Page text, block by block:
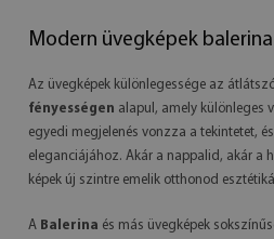
Modern üvegképek
Az üvegképek különlegessége az
fényességen alapul, amely különleges
egyedi megjelenés vonzza a tekintetet,
eleganciájához. Akár a nappalid, akár a
képek új szintre emelik otthonod
A Balerina és más üvegképek